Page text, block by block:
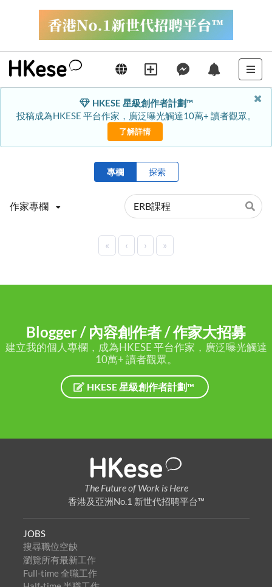
HKESE 星級創作者計劃™
投稿成為HKESE 平台作家，廣泛曝光觸達10萬+ 讀者觀眾。
了解詳情
專欄 探索
作家專欄
« ‹ › »
Blogger / 內容創作者 / 作家大招募
建立我的個人專欄，成為HKESE 平台作家，廣泛曝光觸達
10萬+ 讀者觀眾。
HKESE 星級創作者計劃™
The Future of Work is Here
香港及亞洲No.1 新世代招聘平台™
JOBS
搜尋職位空缺
瀏覽所有最新工作
Full-time 全職工作